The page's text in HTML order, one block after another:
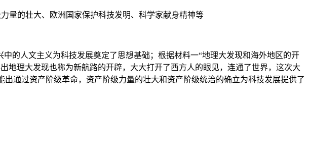
量的壮大、欧洲国家保护科技发明、科学家献身精神等
的人文主义为科技发展奠定了思想基础；根据材料一“地理大发现和海外地区的开
地理大发现也称为新航路的开辟，大大打开了西方人的眼见，连通了世界，这次大
通过资产阶级革命，资产阶级力量的壮大和资产阶级统治的确立为科技发展提供了